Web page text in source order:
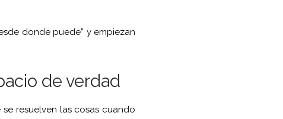
donde puede” y empiezan
de verdad
resuelven las cosas cuando